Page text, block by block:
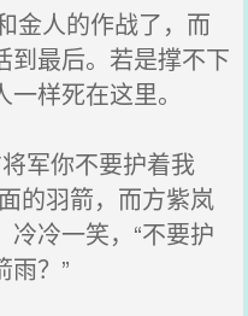
金人的作战了，而
到最后。若是撑不下
样死在这里。
军你不要护着我
的羽箭，而方紫岚
冷一笑，“不要护
雨？”